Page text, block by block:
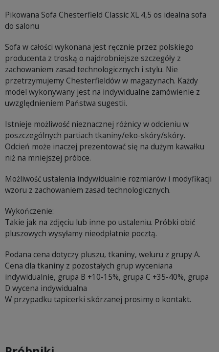
Pikowana Sofa Chesterfield Classic XL 4,5 os idealna sofa
do salonu
Sofa w całości wykonana jest ręcznie przez polskiego
producenta z troską o najdrobniejsze szczegóły z
zachowaniem zasad technologicznych i stylu. Nie
przetrzymujemy Chesterfieldów w magazynach. Każdy
model wykonywany jest na indywidualne zamówienie z
uwzględnieniem Państwa sugestii.
Istnieje możliwość nieznacznej różnicy w odcieniu w
poszczególnych partiach tkaniny/eko-skóry/skóry.
Odcień może inaczej prezentować się na dużym kawałku
niż na mniejszej próbce.
Możliwość ustalenia indywidualnie rozmiarów i modyfikacji
wzoru z zachowaniem zasad technologicznych.
Wykończenie:
Takie jak na zdjęciu lub inne po ustaleniu. Próbki obić
pluszowych wysyłamy nieodpłatnie pocztą.
Podana cena dotyczy pluszu, tkaniny, weluru z grupy A.
Cena dla tkaniny z pozostałych grup wyceniana
indywidualnie, grupa B +10-15%, grupa C +35-40%, grupa
D wycena indywidualna
W przypadku tapicerki skórzanej prosimy o kontakt.